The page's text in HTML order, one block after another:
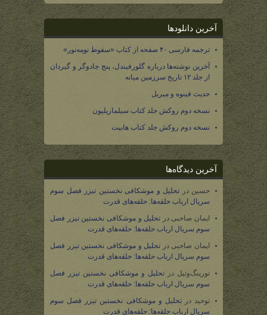
آخرین دانلودها
ترجمه فارسی ۴۰ صفحه از کتاب «سقوط نومه‌نور»
آخرین نوشته‌ها درباره گلورفیندل، پنج جادوگر و گیردان
از جلد ۱۲ تاریخ سرزمین میانه
حدیث فینوه و میریل
نسخه دوم روکش جلد کتاب سیلماریلیون
نسخه دوم روکش جلد کتاب هابیت
آخرین دیدگاه‌ها
حسین در تحلیل و موشکافی نخستین تیزر فصل سوم
سریال ارباب حلقه‌ها: حلقه‌های قدرت
ایمان صاحبی در تحلیل و موشکافی نخستین تیزر فصل
سوم سریال ارباب حلقه‌ها: حلقه‌های قدرت
ایمان صاحبی در تحلیل و موشکافی نخستین تیزر فصل
سوم سریال ارباب حلقه‌ها: حلقه‌های قدرت
تورینگ‌وتیل در تحلیل و موشکافی نخستین تیزر فصل
سوم سریال ارباب حلقه‌ها: حلقه‌های قدرت
توحید درتحلیل و موشکافی نخستین تیزر فصل سوم
سریال ارباب حلقه‌ها: حلقه‌های قدرت